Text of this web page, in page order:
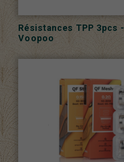
Résistances TPP 3pcs -
Voopoo